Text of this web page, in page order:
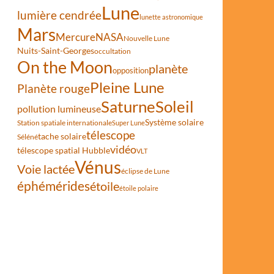
lumière cendréeLunelunette astronomique
MarsMercureNASANouvelle Lune
Nuits-Saint-Georgesoccultation
On the Moonoppositionplanète
Planète rougePleine Lune
pollution lumineuseSaturneSoleil
Station spatiale internationaleSuper LuneSystème solaire
Sélénétache solairetélescope
télescope spatial HubblevidéoVLT
Voie lactéeVénuséclipse de Lune
éphéméridesétoileétoile polaire